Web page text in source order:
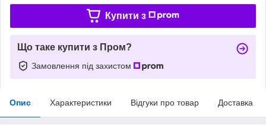
Купити з
Що таке купити з Пром?
Замовлення під захистом
Опис Характеристики Відгуки про товар Доставка